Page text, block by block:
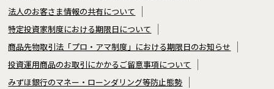
法人のお客さま情報の共有について
特定投資家制度における期限日について
商品先物取引法「プロ・アマ制度」における期限日のお知らせ
投資運用商品のお取引にかかるご留意事項について
みずほ銀行のマネー・ローンダリング等防止態勢